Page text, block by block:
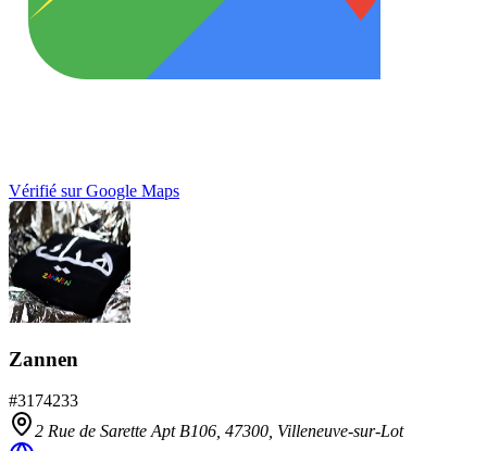
Vérifié sur Google Maps
Zannen
#3174233
2 Rue de Sarette Apt B106, 47300 Villeneuve-sur-Lot